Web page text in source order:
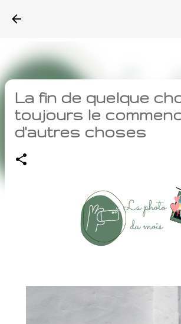
La fin de quelque
toujours le
d'autres choses